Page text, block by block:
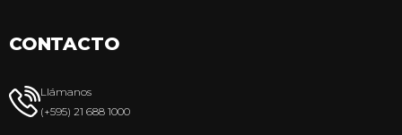
CONTACTO
Llámanos
(+595) 21 688 1000